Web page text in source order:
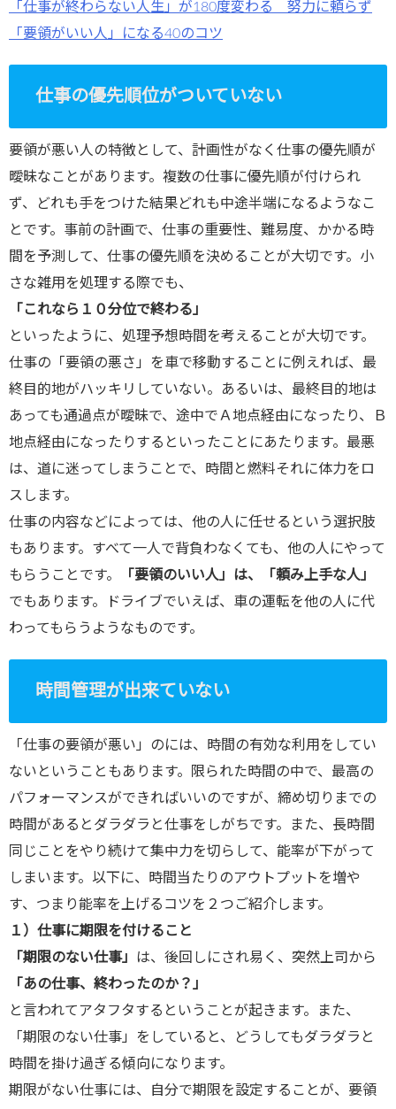
「仕事が終わらない人生」が180度変わる 努力に頼らず
「要領がいい人」になる40のコツ
仕事の優先順位がついていない
要領が悪い人の特徴として、計画性がなく仕事の優先順が
曖昧なことがあります。複数の仕事に優先順が付けられ
ず、どれも手をつけた結果どれも中途半端になるようなこ
とです。事前の計画で、仕事の重要性、難易度、かかる時
間を予測して、仕事の優先順を決めることが大切です。小
さな雑用を処理する際でも、
「これなら１０分位で終わる」
といったように、処理予想時間を考えることが大切です。
仕事の「要領の悪さ」を車で移動することに例えれば、最
終目的地がハッキリしていない。あるいは、最終目的地は
あっても通過点が曖昧で、途中でＡ地点経由になったり、Ｂ
地点経由になったりするといったことにあたります。最悪
は、道に迷ってしまうことで、時間と燃料それに体力をロ
スします。
仕事の内容などによっては、他の人に任せるという選択肢
もあります。すべて一人で背負わなくても、他の人にやって
もらうことです。
「要領のいい人」は、「頼み上手な人」
でもあります。ドライブでいえば、車の運転を他の人に代
わってもらうようなものです。
時間管理が出来ていない
「仕事の要領が悪い」のには、時間の有効な利用をしてい
ないということもあります。限られた時間の中で、最高の
パフォーマンスができればいいのですが、締め切りまでの
時間があるとダラダラと仕事をしがちです。また、長時間
同じことをやり続けて集中力を切らして、能率が下がって
しまいます。以下に、時間当たりのアウトプットを増や
す、つまり能率を上げるコツを２つご紹介します。
１）仕事に期限を付けること
「期限のない仕事」 は、後回しにされ易く、突然上司から
「あの仕事、終わったのか？」
と言われてアタフタするということが起きます。また、
「期限のない仕事」をしていると、どうしてもダラダラと
時間を掛け過ぎる傾向になります。
期限がない仕事には、自分で期限を設定することが、要領